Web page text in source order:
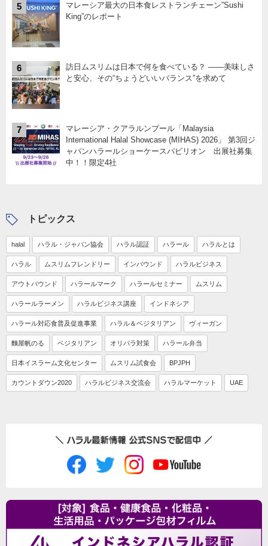
5
マレーシア最大の日本食レストランチェーン”Sushi
King”のレポート
6
訪日ムスリムは日本で何を食べている？ ――美味しさ
と安心、その“ちょうどいいバランス”を求めて
7
マレーシア・クアラルンプール「Malaysia
International Halal Showcase (MIHAS) 2026」 第3回ジ
ャパンハラールショーケースパビリオン 出展社募集
中！！限定4社
トピックス
halal ハラル・ジャパン協会 ハラル認証 ハラール ハラルとは
ハラル ムスリムフレンドリー インバウンド ハラルビジネス
アウトバウンド ハラールマーク ハラールセミナー ムスリム
ハラールラーメン ハラルビジネス講座 インドネシア
ハラール対応食普及促進事業 ハラル＆ベジタリアン ヴィーガン
麵屋帆のる ベジタリアン オリパラ対策 ハラール弁当
日本イスラーム文化センター ムスリム試食会 BPJPH
カウントダウン2020 ハラルビジネス交流会 ハラルマーケット UAE